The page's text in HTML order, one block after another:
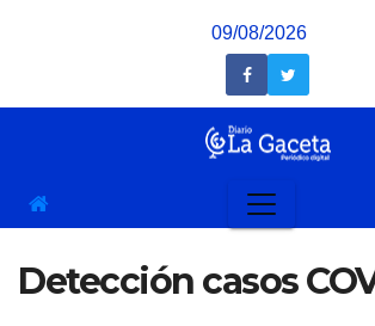
09/08/2026
Detección casos